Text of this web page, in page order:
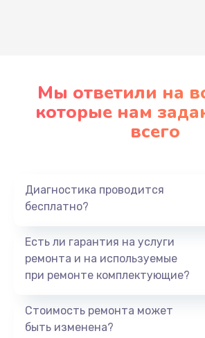
Мы ответили на
которые нам
всего
Диагностика проводится
бесплатно?
Есть ли гарантия на услуги
ремонта и на используемые
при ремонте комплектующие?
Стоимость ремонта может
быть изменена?